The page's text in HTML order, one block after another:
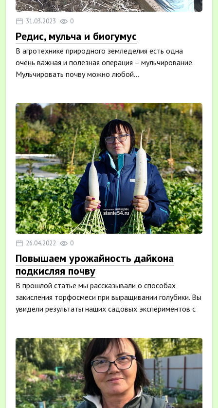
31.03.2023 0
Редис, мульча и биогумус
В агротехнике природного земледелия есть одна
очень важная и полезная операция – мульчирование.
Мульчировать почву можно любой...
26.04.2022 0
Повышаем урожайность дайкона
подкисляя почву
В прошлой статье мы рассказывали о способах
закисления торфосмеси при выращивании голубики. Вы
увидели результаты наших садовых экспериментов с